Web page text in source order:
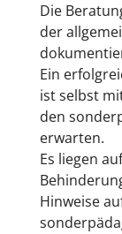
Die
der
Ein
ist selbst
den
erwarten.
Es liegen
Hinweise